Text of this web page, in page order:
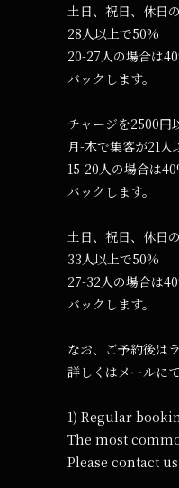
土日、祝日、休日
28人以上で50%
20-27人の場合は
バックします。
チャージを2500円
月-木で集客が21人
15-20人の場合は
バックします。
土日、祝日、休日
33人以上で50%
27-32人の場合は
バックします。
なお、ご予約後は
詳しくはメールに
1) Regular
The most
Please contact